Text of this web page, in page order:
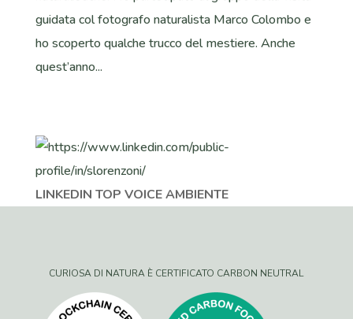
guidata col fotografo naturalista Marco Colombo e
ho scoperto qualche trucco del mestiere. Anche
quest’anno...
LINKEDIN TOP VOICE AMBIENTE
CURIOSA DI NATURA È CERTIFICATO CARBON NEUTRAL